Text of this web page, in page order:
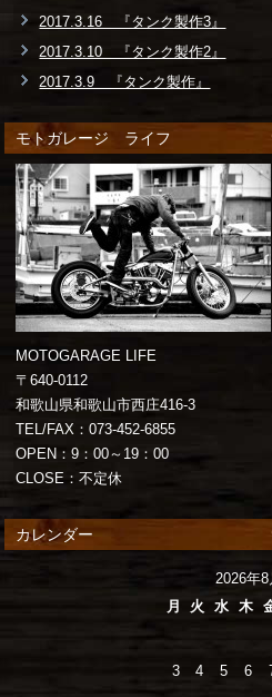
2017.3.16 『タンク製作3』
2017.3.10 『タンク製作2』
2017.3.9 『タンク製作』
モトガレージ ライフ
MOTOGARAGE LIFE
〒640-0112
和歌山県和歌山市西庄416-3
TEL/FAX：073-452-6855
OPEN：9：00～19：00
CLOSE：不定休
カレンダー
2026年8
月
火 水 木
3
4 5 6